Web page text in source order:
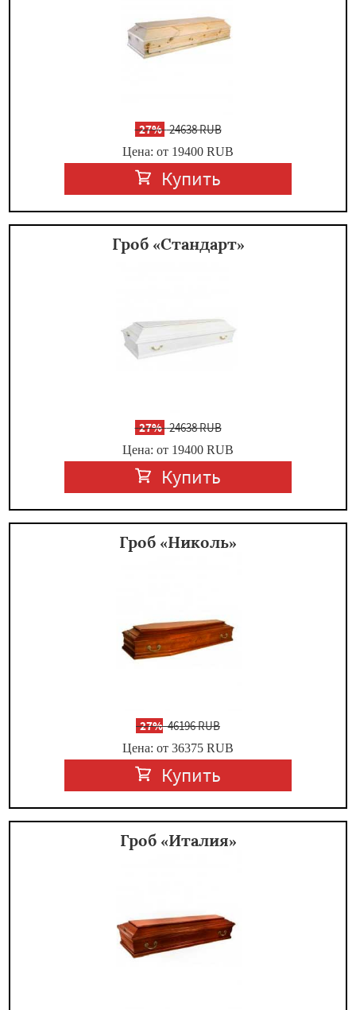
-27%24638 RUB
Цена: от 19400 RUB
Купить
Гроб «Стандарт»
-27%24638 RUB
Цена: от 19400 RUB
Купить
Гроб «Николь»
-27%46196 RUB
Цена: от 36375 RUB
Купить
Гроб «Италия»